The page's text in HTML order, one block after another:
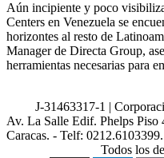
Aún incipiente y poco
Centers en Venezuela se
horizontes al resto de
Manager de Directa Group,
herramientas necesarias para
J-31463317-1 |
Av. La Salle Edif. Phelps
Caracas. - Telf: 0212.6103399.
Todos los